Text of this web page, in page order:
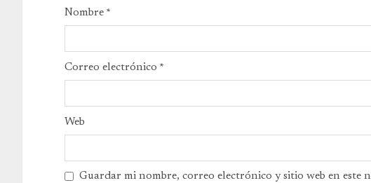
Nombre *
Correo electrónico *
Web
Guardar mi nombre, correo electrónico y sitio web en este